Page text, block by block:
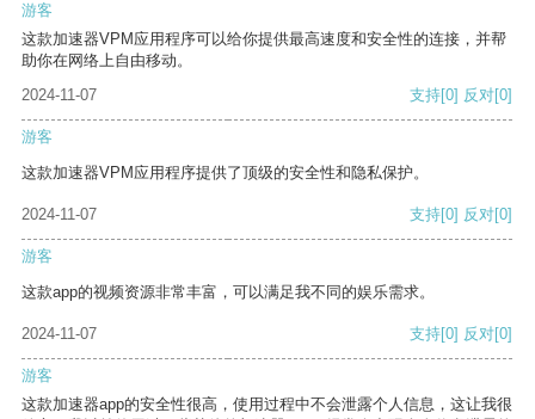
游客
这款加速器VPM应用程序可以给你提供最高速度和安全性的连接，并帮
助你在网络上自由移动。
2024-11-07
支持[0] 反对[0]
游客
这款加速器VPM应用程序提供了顶级的安全性和隐私保护。
2024-11-07 支持[0] 反对[0]
游客
这款app的视频资源非常丰富，可以满足我不同的娱乐需求。
2024-11-07 支持[0] 反对[0]
游客
这款加速器app的安全性很高，使用过程中不会泄露个人信息，这让我很